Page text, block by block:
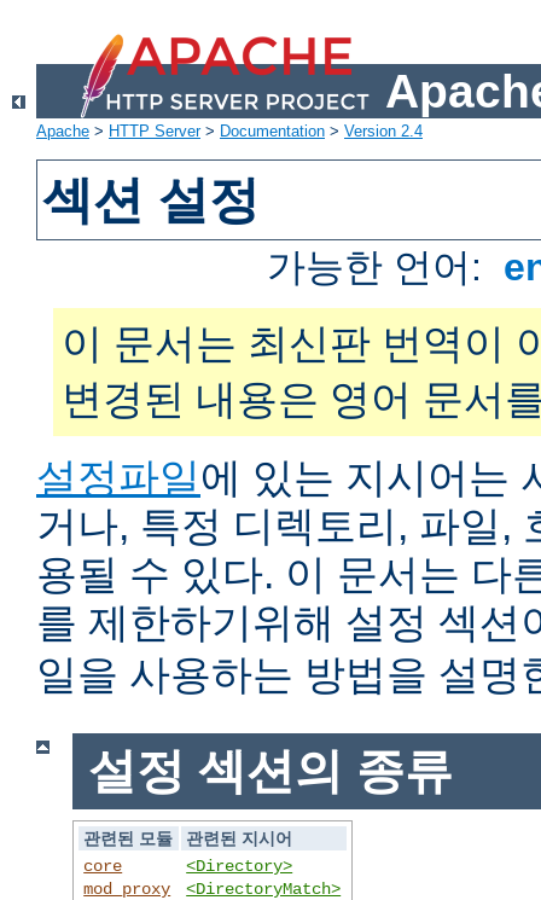
Apache > HTTP Server> Documentation > Version 2.4
섹션 설정
가능한 언어:
이 문서는 최신판 번역이
변경된 내용은 영어 문서
설정파일에 있는 지시어는
거나, 특정 디렉토리, 파일,
용될 수 있다. 이 문서는 다
를 제한하기위해 설정 섹션
일을 사용하는 방법을 설명
설정 섹션의 종류
관련된 모듈
관련된 지시어
core
mod_proxy
<Directory>
<DirectoryMatch>